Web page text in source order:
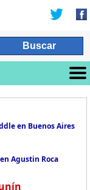
en Buenos Aires
Agustin Roca